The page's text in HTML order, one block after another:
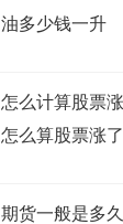
油多少钱一升
怎么计算股票
怎么算股票涨
期货一般是多